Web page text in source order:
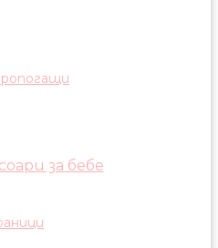
за бебе